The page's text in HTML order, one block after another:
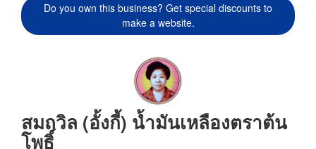
Do you own this business? Get special discounts to
make a website.
สมถวิล (อั้งกี้) น้ำมันเหลืองตราต้น
โพธิ์